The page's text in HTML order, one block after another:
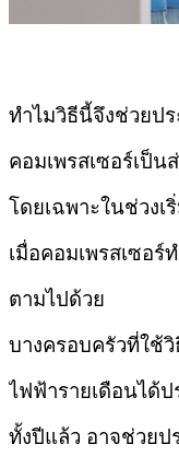
ทำไมวิธีนี้จึงช่วยป
คอมเพรสเซอร์เป็
โดยเฉพาะในช่วง
เมื่อคอมเพรสเซอ
ตามไปด้วย
บางครอบครัวที่ใช้
ไฟฟ้ารายเดือนได้
ทั้งปีแล้ว อาจช่วยป